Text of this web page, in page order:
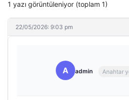
1 yazı görüntüleniyor (toplam 1)
22/05/2026: 9:03 pm
A admin Anahtar